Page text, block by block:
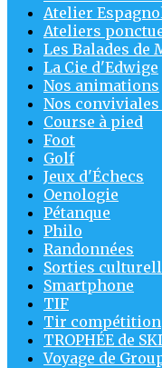
Atelier
Ateliers
Les Balades de
La Cie d'Edwige
Nos animations
Nos conviviales
Course à pied
Foot
Golf
Jeux d'Échecs
Oenologie
Pétanque
Philo
Randonnées
Sorties
Smartphone
TIF
Tir compétition
TROPHÉE de SKI
Voyage de